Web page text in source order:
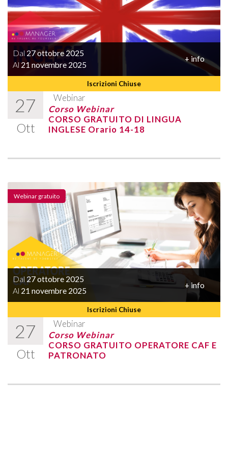
Iscrizioni Chiuse
Dal 27 ottobre 2025
Al21 novembre 2025
+ info
27
Ott
Webinar
Corso Webinar
CORSO GRATUITO DI LINGUA
INGLESE Orario 14-18
Iscrizioni Chiuse
Dal 27 ottobre 2025
Al 21 novembre 2025
+ info
27
Ott
Webinar
Webinar gratuito
Corso Webinar
CORSO GRATUITO OPERATORE CAF E
PATRONATO